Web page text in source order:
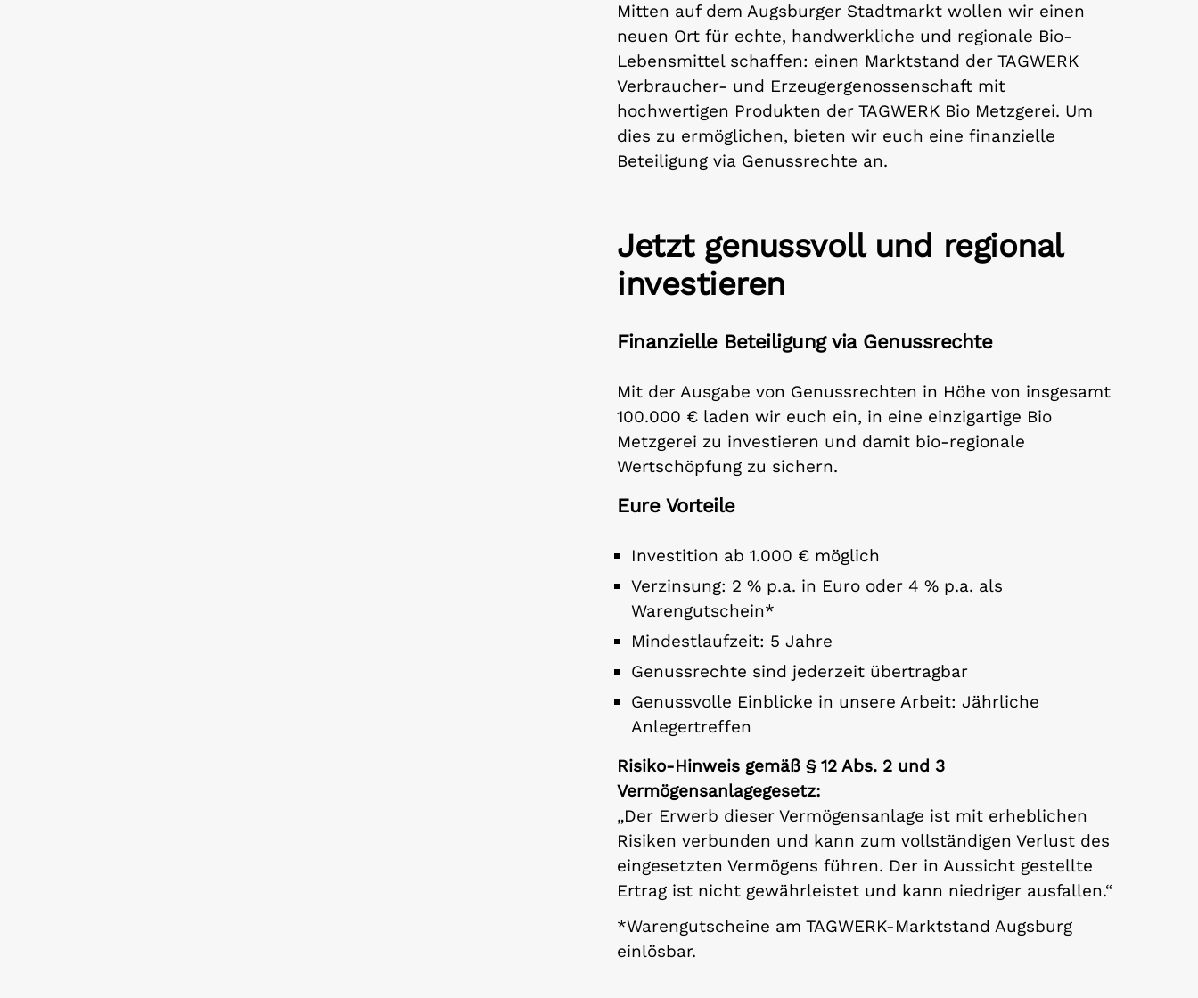
Mitten auf dem Augsburger Stadtmarkt wollen wir einen
neuen Ort für echte, handwerkliche und regionale Bio-
Lebensmittel schaffen: einen Marktstand der TAGWERK
Verbraucher- und Erzeugergenossenschaft mit
hochwertigen Produkten der TAGWERK Bio Metzgerei. Um
dies zu ermöglichen, bieten wir euch eine finanzielle
Beteiligung via Genussrechte an.
Jetzt genussvoll und regional
investieren
Finanzielle Beteiligung via Genussrechte
Mit der Ausgabe von Genussrechten in Höhe von insgesamt
100.000 € laden wir euch ein, in eine einzigartige Bio
Metzgerei zu investieren und damit bio-regionale
Wertschöpfung zu sichern.
Eure Vorteile
Investition ab 1.000 € möglich
Verzinsung: 2 % p.a. in Euro oder 4 % p.a. als
Warengutschein*
Mindestlaufzeit: 5 Jahre
Genussrechte sind jederzeit übertragbar
Genussvolle Einblicke in unsere Arbeit: Jährliche
Anlegertreffen
Risiko-Hinweis gemäß § 12 Abs. 2 und 3
Vermögensanlagegesetz:
„Der Erwerb dieser Vermögensanlage ist mit erheblichen
Risiken verbunden und kann zum vollständigen Verlust des
eingesetzten Vermögens führen. Der in Aussicht gestellte
Ertrag ist nicht gewährleistet und kann niedriger ausfallen.“
*Warengutscheine am TAGWERK-Marktstand Augsburg
einlösbar.